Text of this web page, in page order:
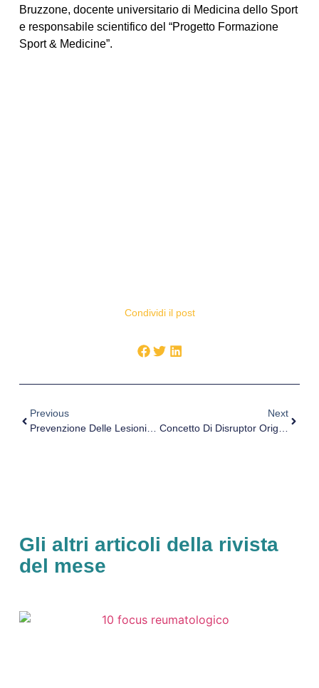
Bruzzone, docente universitario di Medicina dello Sport
e responsabile scientifico del “Progetto Formazione
Sport & Medicine”.
Condividi il post
Previous
Prevenzione Delle Lesioni Muscolari: È Possibile Oggi In Una Squadra Top Level? Video Con Il Prof. Pintus
Next
Concetto Di Disruptor Originale
Gli altri articoli della rivista
del mese